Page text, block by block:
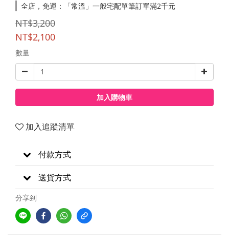
全店，免運：「常溫」一般宅配單筆訂單滿2千元
NT$3,200
NT$2,100
數量
加入購物車
加入追蹤清單
付款方式
送貨方式
分享到